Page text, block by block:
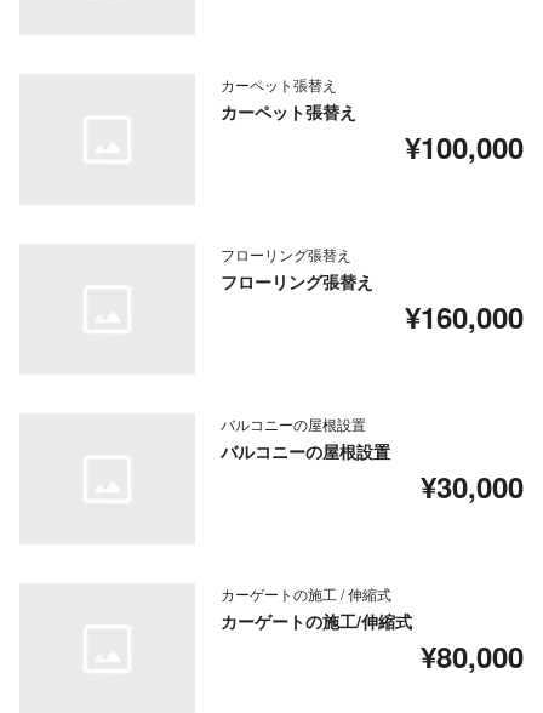
カーペット張替え
カーペット張替え
¥100,000
フローリング張替え
フローリング張替え
¥160,000
バルコニーの屋根設置
バルコニーの屋根設置
¥30,000
カーゲートの施工 / 伸縮式
カーゲートの施工/伸縮式
¥80,000